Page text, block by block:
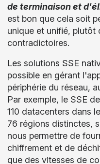
de terminaison et
est bon que cela soit
unique et unifié, plutôt
contradictoires.
Les solutions SSE
possible en gérant
périphérie du réseau,
Par exemple, le SSE
110 datacenters dans
76 régions distinctes,
nous permettre de
chiffrement et de
que des vitesses de